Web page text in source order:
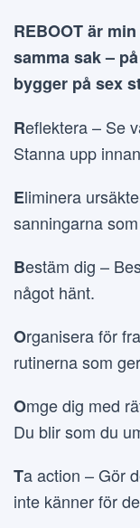
REBOOT är
samma sak –
bygger på sex
Reflektera – Se
Stanna upp
Eliminera
sanningarna
Bestäm dig –
något hänt.
Organisera för
rutinerna som
Omge dig med
Du blir som du
Ta action – Gör
inte känner för